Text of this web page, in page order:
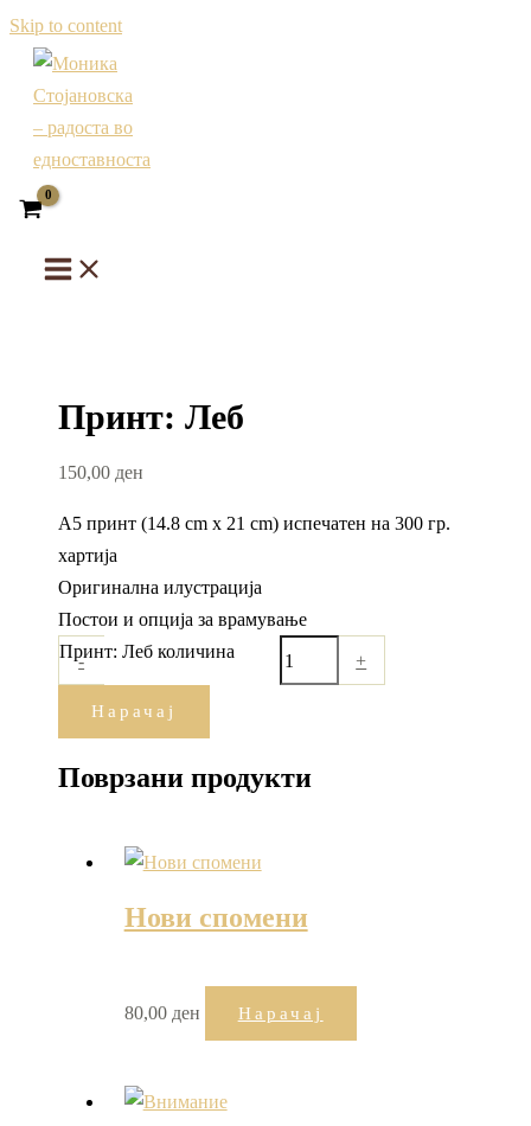
Skip to content
Принт: Леб
150,00 ден
А5 принт (14.8 cm x 21 cm) испечатен на 300 гр.
хартија
Оригинална илустрација
Постои и опција за врамување
-
Принт: Леб количина +
Нарачај
Поврзани продукти
Нови спомени
80,00 ден Нарачај